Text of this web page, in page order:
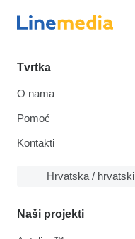
Tvrtka
O nama
Pomoć
Kontakti
Hrvatska / hrvatski
Naši projekti